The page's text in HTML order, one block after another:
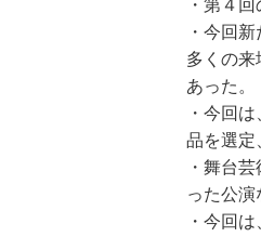
・第４
・今回
多くの来
あった。
・今回
品を選定
・舞台
った公演
・今回